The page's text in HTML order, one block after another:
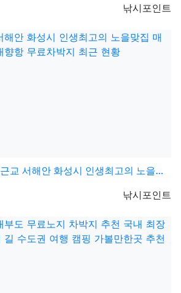
등록자
낚시포인트
서해안 화성시 인생최고의 노을맞집 매향리선착장…
등록자
낚시포인트